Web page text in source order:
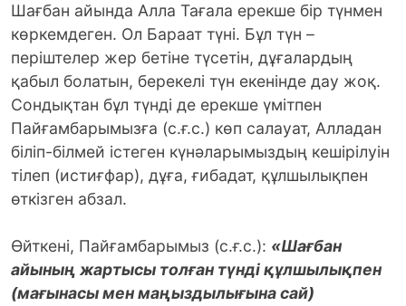
Шағбан айында Алла Тағала ерекше бір түнмен
көркемдеген. Ол Бараат түні. Бұл түн –
періштелер жер бетіне түсетін, дұғалардың
қабыл болатын, берекелі түн екенінде дау жоқ.
Сондықтан бұл түнді де ерекше үмітпен
Пайғамбарымызға (с.ғ.с.) көп салауат, Алладан
біліп-білмей істеген күнәларымыздың кешірілуін
тілеп (истиғфар), дұға, ғибадат, құлшылықпен
өткізген абзал.
Өйткені, Пайғамбарымыз (с.ғ.с.): «Шағбан
айының жартысы толған түнді құлшылықпен
(мағынасы мен маңыздылығына сай)